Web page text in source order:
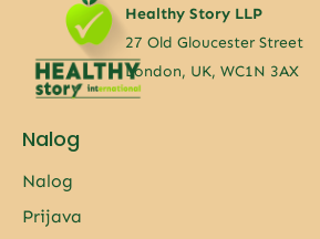
Healthy Story LLP
27 Old Gloucester Street
London, UK, WC1N 3AX
Nalog
Nalog
Prijava